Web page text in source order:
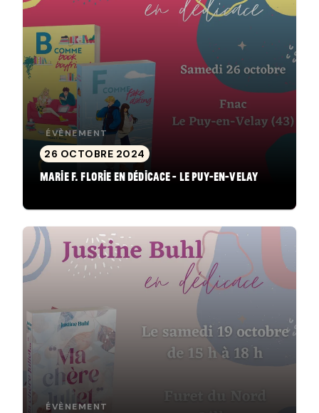
ÉVÈNEMENT
26 OCTOBRE 2024
Marie F. Florie en dédicace - Le Puy-en-Velay
ÉVÈNEMENT